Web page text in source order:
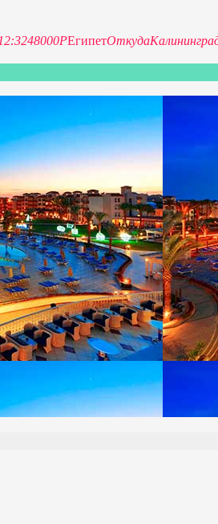
12:3248000PЕгипетОткуда